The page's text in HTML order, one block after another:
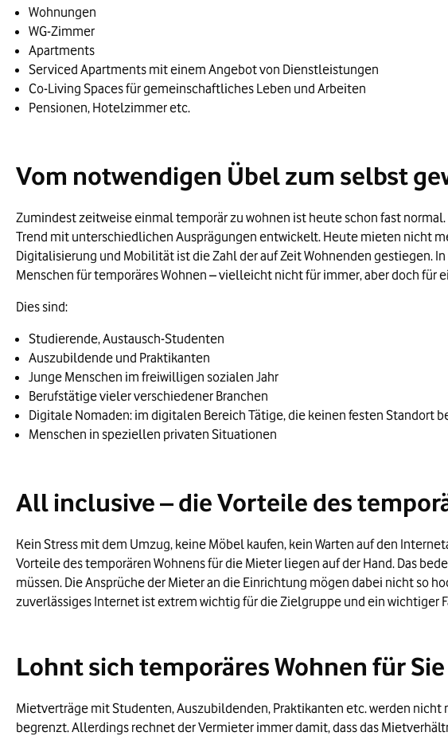
Wohnungen
WG-Zimmer
Apartments
Serviced Apartments mit einem Angebot von Dienstleistungen
Co-Living Spaces für gemeinschaftliches Leben und Arbeiten
Pensionen, Hotelzimmer etc.
Vom notwendigen Übel zum selbst
Zumindest zeitweise einmal temporär zu wohnen ist heute schon fast
Trend mit unterschiedlichen Ausprägungen entwickelt. Heute mieten nicht
Digitalisierung und Mobilität ist die Zahl der auf Zeit Wohnenden gestiegen.
Menschen für temporäres Wohnen – vielleicht nicht für immer, aber doch für
Dies sind:
Studierende, Austausch-Studenten
Auszubildende und Praktikanten
Junge Menschen im freiwilligen sozialen Jahr
Berufstätige vieler verschiedener Branchen
Digitale Nomaden: im digitalen Bereich Tätige, die keinen festen Standort
Menschen in speziellen privaten Situationen
All inclusive – die Vorteile des
Kein Stress mit dem Umzug, keine Möbel kaufen, kein Warten auf den
Vorteile des temporären Wohnens für die Mieter liegen auf der Hand. Das
müssen. Die Ansprüche der Mieter an die Einrichtung mögen dabei nicht so
zuverlässiges Internet ist extrem wichtig für die Zielgruppe und ein wichtiger
Lohnt sich temporäres Wohnen für
Mietverträge mit Studenten, Auszubildenden, Praktikanten etc. werden
begrenzt. Allerdings rechnet der Vermieter immer damit, dass das